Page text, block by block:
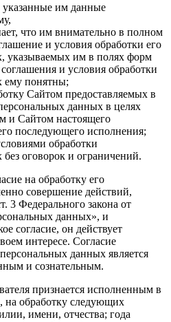
указанные им данные
что им внимательно в полном
и условия обработки его
указываемых им в полях форм
и условия обработки
ему понятны;
Сайтом предоставляемых в
данных в целях
и Сайтом настоящего
последующего исполнения;
обработки
оговорок и ограничений.
на обработку его
совершение действий,
3 Федерального закона от
данных», и
согласие, он действует
интересе. Согласие
данных является
и сознательным.
признается исполненным в
на обработку следующих
имени, отчества; года